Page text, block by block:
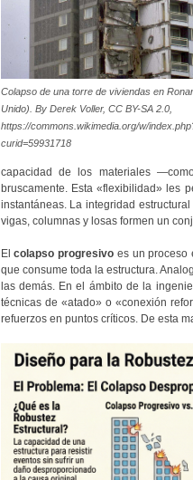
Colapso de una torre de viviendas en
Unido). By Derek Voller, CC BY-SA 2.0,
https://commons.wikimedia.org/w/
curid=59931718
capacidad de los materiales
bruscamente. Esta «flexibilidad» les
instantáneas. La integridad
vigas, columnas y losas formen un
Elcolapso progresivo es un proceso
que consume toda la estructura.
las demás. En el ámbito de la
técnicas de «atado» o «conexión
refuerzos en puntos críticos. De esta